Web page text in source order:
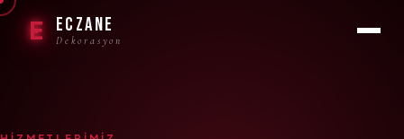
E ECZANE
Dekorasyon